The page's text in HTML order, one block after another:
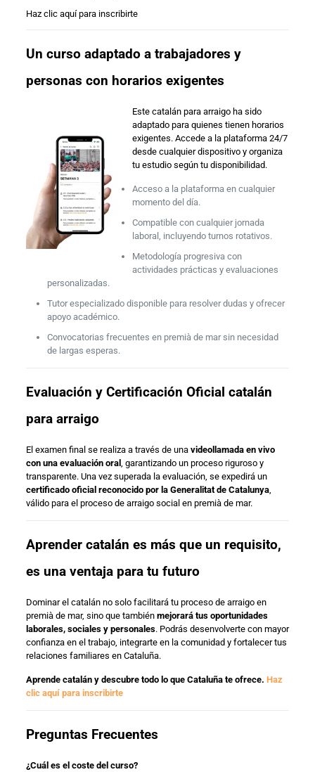
Haz clic aquí para inscribirte
Un curso adaptado a trabajadores y
personas con horarios exigentes
Este catalán para arraigo ha sido
adaptado para quienes tienen horarios
exigentes. Accede a la plataforma 24/7
desde cualquier dispositivo y organiza
tu estudio según tu disponibilidad.
Acceso a la plataforma en cualquier
momento del día.
Compatible con cualquier jornada
laboral, incluyendo turnos rotativos.
Metodología progresiva con
actividades prácticas y evaluaciones
personalizadas.
Tutor especializado disponible para resolver dudas y ofrecer
apoyo académico.
Convocatorias frecuentes en premià de mar sin necesidad
de largas esperas.
Evaluación y Certificación Oficial catalán
para arraigo
El examen final se realiza a través de una videollamada en vivo
con una evaluación oral, garantizando un proceso riguroso y
transparente. Una vez superada la evaluación, se expedirá un
certificado oficial reconocido por la Generalitat de Catalunya,
válido para el proceso de arraigo social en premià de mar.
Aprender catalán es más que un requisito,
es una ventaja para tu futuro
Dominar el catalán no solo facilitará tu proceso de arraigo en
premià de mar, sino que también mejorará tus oportunidades
laborales, sociales y personales. Podrás desenvolverte con mayor
confianza en el trabajo, integrarte en la comunidad y fortalecer tus
relaciones familiares en Cataluña.
Aprende catalán y descubre todo lo que Cataluña te ofrece. Haz
clic aquí para inscribirte
Preguntas Frecuentes
¿Cuál es el coste del curso?